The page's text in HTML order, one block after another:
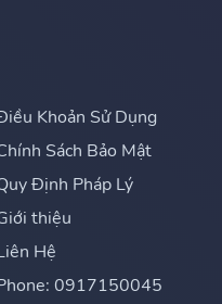
Khoản Sử Dụng
Sách Bảo Mật
Định Pháp Lý
thiệu
Hệ
0917150045